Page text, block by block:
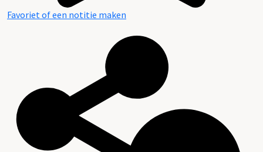
Favoriet of een notitie maken